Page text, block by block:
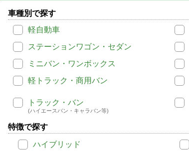
車種別で探す
軽自動車
ステーションワゴン・セダン
ミニバン・ワンボックス
軽トラック・商用バン
トラック・バン
(ハイエースバン・キャラバン等)
特徴で探す
ハイブリッド